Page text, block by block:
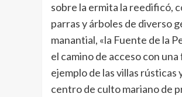
sobre la ermita la reedificó,
parras y árboles de diverso
manantial, «la Fuente de la
el camino de acceso con
ejemplo de las villas
centro de culto mariano de